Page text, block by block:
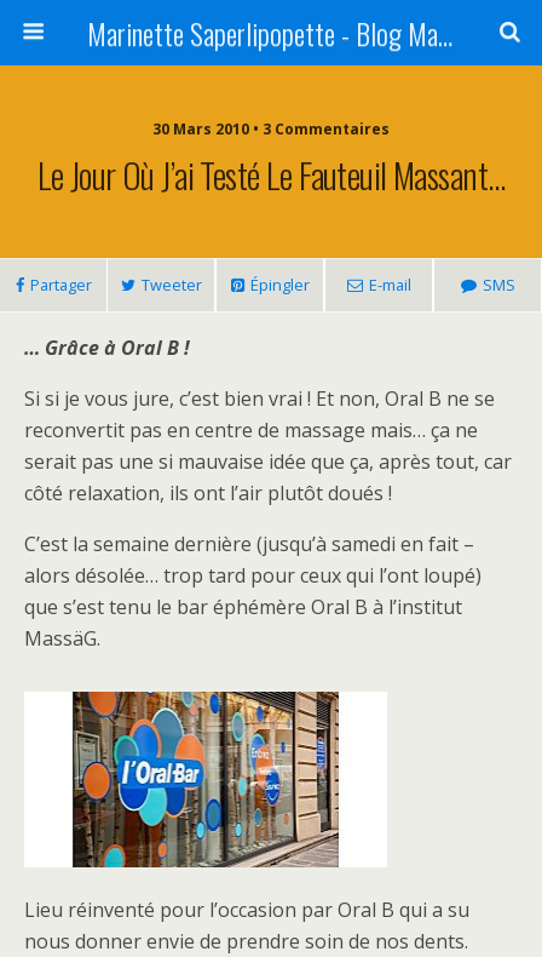
Marinette Saperlipopette - Blog Maman Angers Lifestyle - Ex Expat Montréal
30 Mars 2010 • 3 Commentaires
Le Jour Où J’ai Testé Le Fauteuil Massant…
Partager Tweeter Épingler E-mail SMS
… Grâce à Oral B !
Si si je vous jure, c’est bien vrai ! Et non, Oral B ne se
reconvertit pas en centre de massage mais… ça ne
serait pas une si mauvaise idée que ça, après tout, car
côté relaxation, ils ont l’air plutôt doués !
C’est la semaine dernière (jusqu’à samedi en fait –
alors désolée… trop tard pour ceux qui l’ont loupé)
que s’est tenu le bar éphémère Oral B à l’institut
MassäG.
Lieu réinventé pour l’occasion par Oral B qui a su
nous donner envie de prendre soin de nos dents.